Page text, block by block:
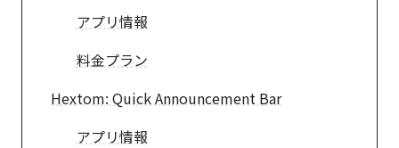
アプリ情報
料金プラン
Hextom: Quick Announcement Bar
アプリ情報